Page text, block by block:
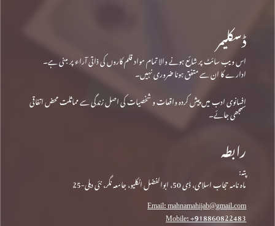
ڈسکلیمر
اس ویب سائٹ پر شائع ہونے والا تمام مواد قلم کاروں کی ذاتی آراء پر مبنی ہے۔
ادارے کا ان سے متفق ہونا ضروری نہیں۔
افسانوی ادب میں پیش کردہ واقعات و شخصیات کی اصل زندگی سے مماثلت محض اتفاقی
سمجھی جائے۔
رابطہ
پتہ:
ماہ نامہ حجاب اسلامی، ڈی 50، ابوالفضل انکلیو، جامعہ نگر، نئی دہلی-25
Email: mahnamahijab@gmail.com
Mobile: +918860822483